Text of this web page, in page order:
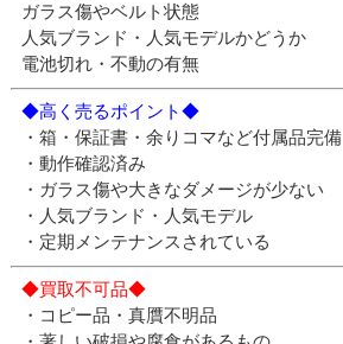
ガラス傷やベルト状態
人気ブランド・人気モデルかどうか
電池切れ・不動の有無
◆高く売るポイント◆
・箱・保証書・余りコマなど付属品完備
・動作確認済み
・ガラス傷や大きなダメージが少ない
・人気ブランド・人気モデル
・定期メンテナンスされている
◆買取不可品◆
・コピー品・真贋不明品